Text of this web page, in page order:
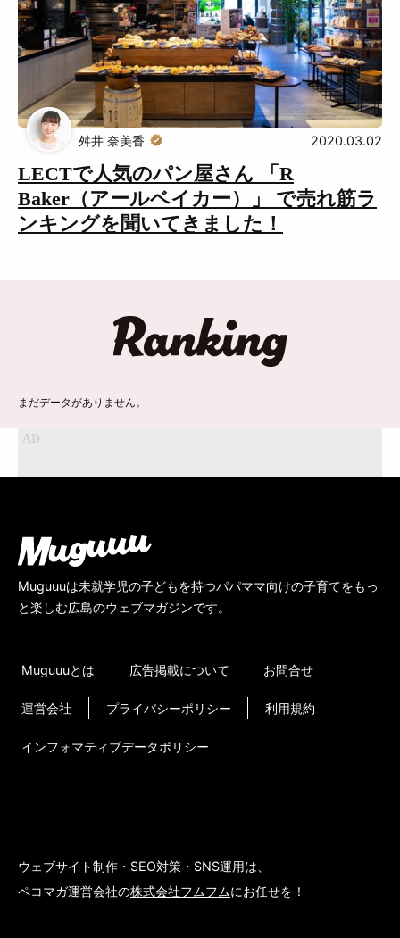
LECTで人気のパン屋さん 「R
Baker（アールベイカー）」 で売れ筋ラ
ンキングを聞いてきました！
舛井 奈美香 2020.03.02
まだデータがありません。
Muguuuは未就学児の子どもを持つパパママ向けの子育てをもっ
と楽しむ広島のウェブマガジンです。
Muguuuとは 広告掲載について お問合せ
運営会社 プライバシーポリシー 利用規約
インフォマティブデータポリシー
ウェブサイト制作・SEO対策・SNS運用は、
ペコマガ運営会社の株式会社フムフムにお任せを！